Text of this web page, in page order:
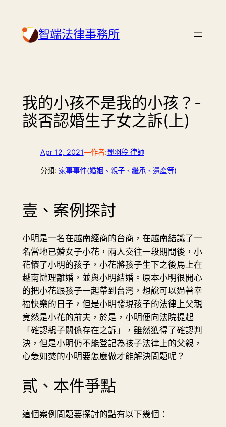
content 智端法律事務所
我的小孩不是我的小孩？-
談否認婚生子女之訴(上)
Apr 12, 2021—作者:鄧羽秢 律師
分類: 家事事件(婚姻、親子、繼承、遺產等)
壹、案例探討
小明是一名在越南經商的台商，在越南結識了一
名當地已婚女子小花，兩人交往一段期間後，小
花懷了小明的孩子，小花將孩子生下之後馬上在
越南辦理離婚，並與小明結婚。原本小明很開心
的把小花跟孩子一起帶到台灣，想說可以過著幸
福快樂的日子，但是小明發現孩子的法律上父親
竟然是小花的前夫，於是，小明便向法院提起
「確認親子關係存在之訴」，雖然獲得了確認判
決，但是小明仍不能登記為孩子法律上的父親，
心急如焚的小明要怎麼做才能解決問題呢？
貳、本件爭點
這個案例問題要探討的點有以下幾個：